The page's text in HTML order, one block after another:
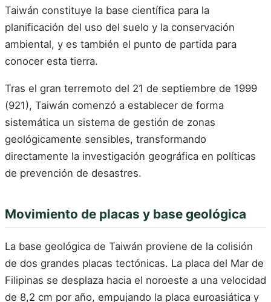
Taiwán constituye la base científica para la
planificación del uso del suelo y la conservación
ambiental, y es también el punto de partida para
conocer esta tierra.
Tras el gran terremoto del 21 de septiembre de 1999
(921), Taiwán comenzó a establecer de forma
sistemática un sistema de gestión de zonas
geológicamente sensibles, transformando
directamente la investigación geográfica en políticas
de prevención de desastres.
Movimiento de placas y base geológica
La base geológica de Taiwán proviene de la colisión
de dos grandes placas tectónicas. La placa del Mar de
Filipinas se desplaza hacia el noroeste a una velocidad
de 8,2 cm por año, empujando la placa euroasiática y